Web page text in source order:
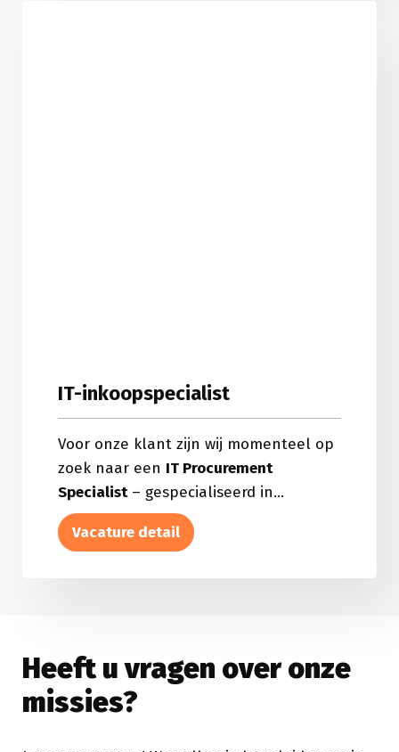
IT-inkoopspecialist
Voor onze klant zijn wij momenteel op
zoek naar een IT Procurement
Specialist– gespecialiseerd in...
Vacature detail
about
inkoopspecialist
Heeft u vragen over onze
missies?